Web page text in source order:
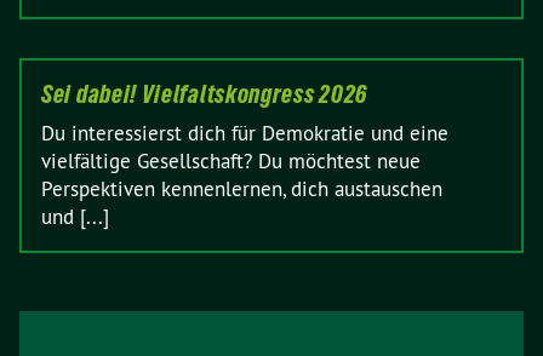
Sei dabei! Vielfaltskongress 2026
Du interessierst dich für Demokratie und eine
vielfältige Gesellschaft? Du möchtest neue
Perspektiven kennenlernen, dich austauschen
und [...]